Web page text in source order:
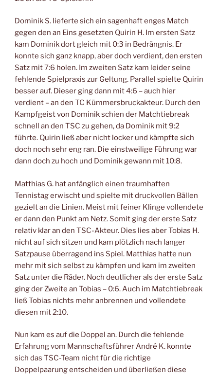
Dominik S. lieferte sich ein sagenhaft enges Match
gegen den an Eins gesetzten Quirin H. Im ersten Satz
kam Dominik dort gleich mit 0:3 in Bedrängnis. Er
konnte sich ganz knapp, aber doch verdient, den ersten
Satz mit 7:6 holen. Im zweiten Satz kam leider seine
fehlende Spielpraxis zur Geltung. Parallel spielte Quirin
besser auf. Dieser ging dann mit 4:6 – auch hier
verdient – an den TC Kümmersbruckakteur. Durch den
Kampfgeist von Dominik schien der Matchtiebreak
schnell an den TSC zu gehen, da Dominik mit 9:2
führte. Quirin ließ aber nicht locker und kämpfte sich
doch noch sehr eng ran. Die einstweilige Führung war
dann doch zu hoch und Dominik gewann mit 10:8.
Matthias G. hat anfänglich einen traumhaften
Tennistag erwischt und spielte mit druckvollen Bällen
gezielt an die Linien. Meist mit feiner Klinge vollendete
er dann den Punkt am Netz. Somit ging der erste Satz
relativ klar an den TSC-Akteur. Dies lies aber Tobias H.
nicht auf sich sitzen und kam plötzlich nach langer
Satzpause überragend ins Spiel. Matthias hatte nun
mehr mit sich selbst zu kämpfen und kam im zweiten
Satz unter die Räder. Noch deutlicher als der erste Satz
ging der Zweite an Tobias – 0:6. Auch im Matchtiebreak
ließ Tobias nichts mehr anbrennen und vollendete
diesen mit 2:10.
Nun kam es auf die Doppel an. Durch die fehlende
Erfahrung vom Mannschaftsführer André K. konnte
sich das TSC-Team nicht für die richtige
Doppelpaarung entscheiden und überließen diese